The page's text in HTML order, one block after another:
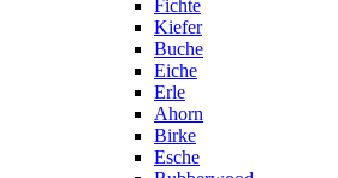
Fichte
Kiefer
Buche
Eiche
Erle
Ahorn
Birke
Esche